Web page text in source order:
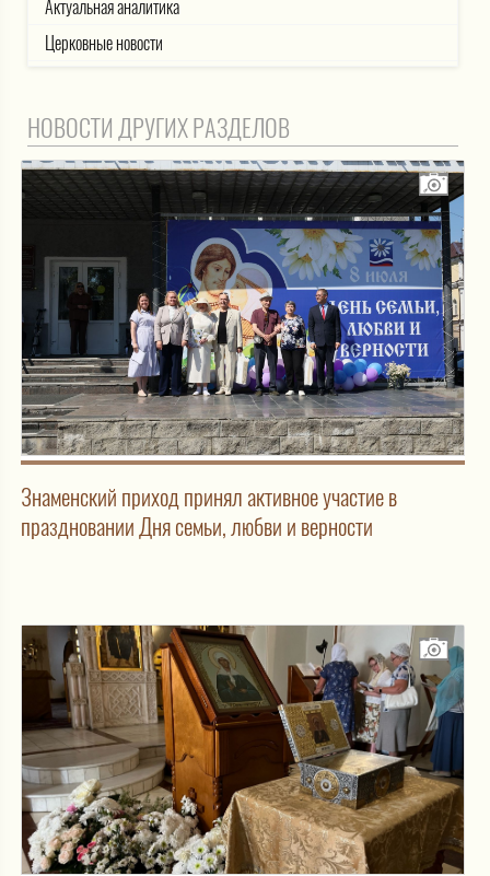
Актуальная аналитика
Церковные новости
НОВОСТИ ДРУГИХ РАЗДЕЛОВ
Знаменский приход принял активное участие в
праздновании Дня семьи, любви и верности